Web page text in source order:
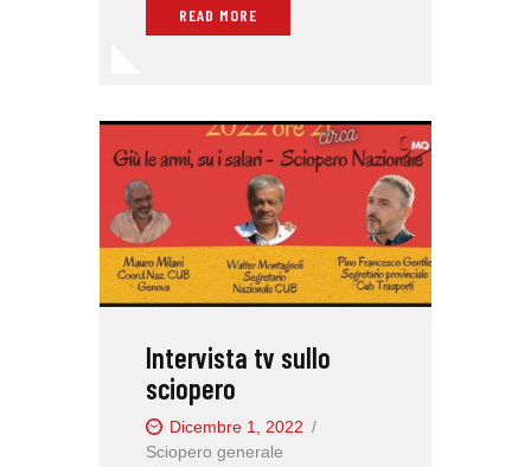
READ MORE
Intervista tv sullo
sciopero
Dicembre 1, 2022
Sciopero generale